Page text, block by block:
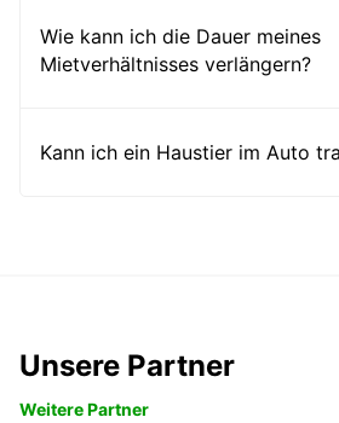
Wie kann ich die Dauer meines
Mietverhältnisses verlängern?
Kann ich ein Haustier im Auto
Unsere Partner
Weitere Partner